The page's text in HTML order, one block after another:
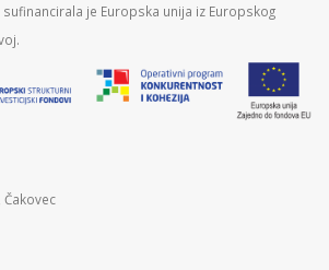
je Europska unija iz Europskog
Čakovec